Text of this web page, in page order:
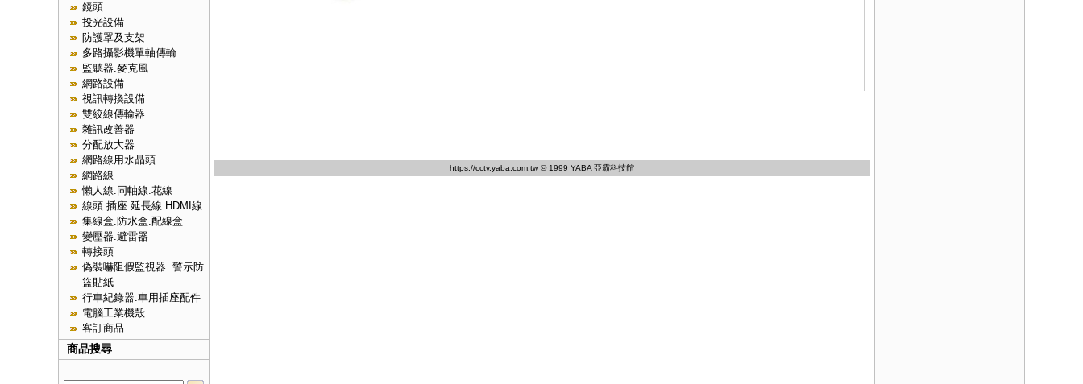
鏡頭
投光設備
防護罩及支架
多路攝影機單軸傳輸
監聽器.麥克風
網路設備
視訊轉換設備
雙絞線傳輸器
雜訊改善器
分配放大器
網路線用水晶頭
網路線
懶人線.同軸線.花線
線頭.插座.延長線.HDMI線
集線盒.防水盒.配線盒
變壓器.避雷器
轉接頭
偽裝嚇阻假監視器. 警示防
盜貼紙
行車紀錄器.車用插座配件
電腦工業機殼
客訂商品
商品搜尋
https://cctv.yaba.com.tw © 1999 YABA 亞霸科技館